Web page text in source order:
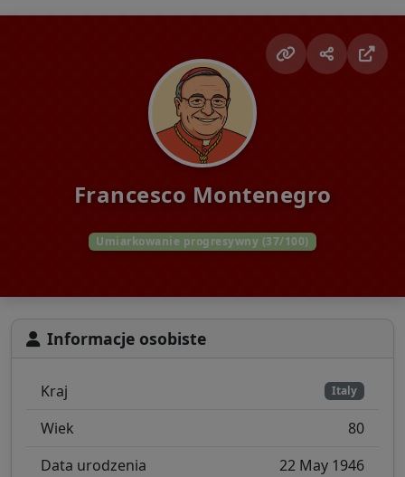
Francesco Montenegro
Umiarkowanie progresywny (37/100)
Informacje osobiste
Kraj Italy
Wiek
80
Data urodzenia
22 May 1946